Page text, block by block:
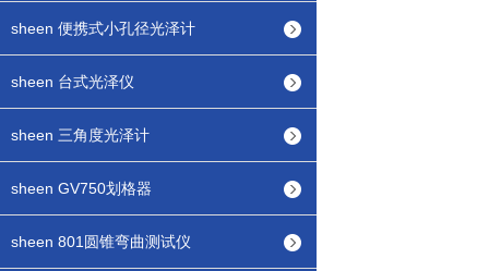
sheen 便携式小孔径光泽计
sheen 台式光泽仪
sheen 三角度光泽计
sheen GV750划格器
sheen 801圆锥弯曲测试仪